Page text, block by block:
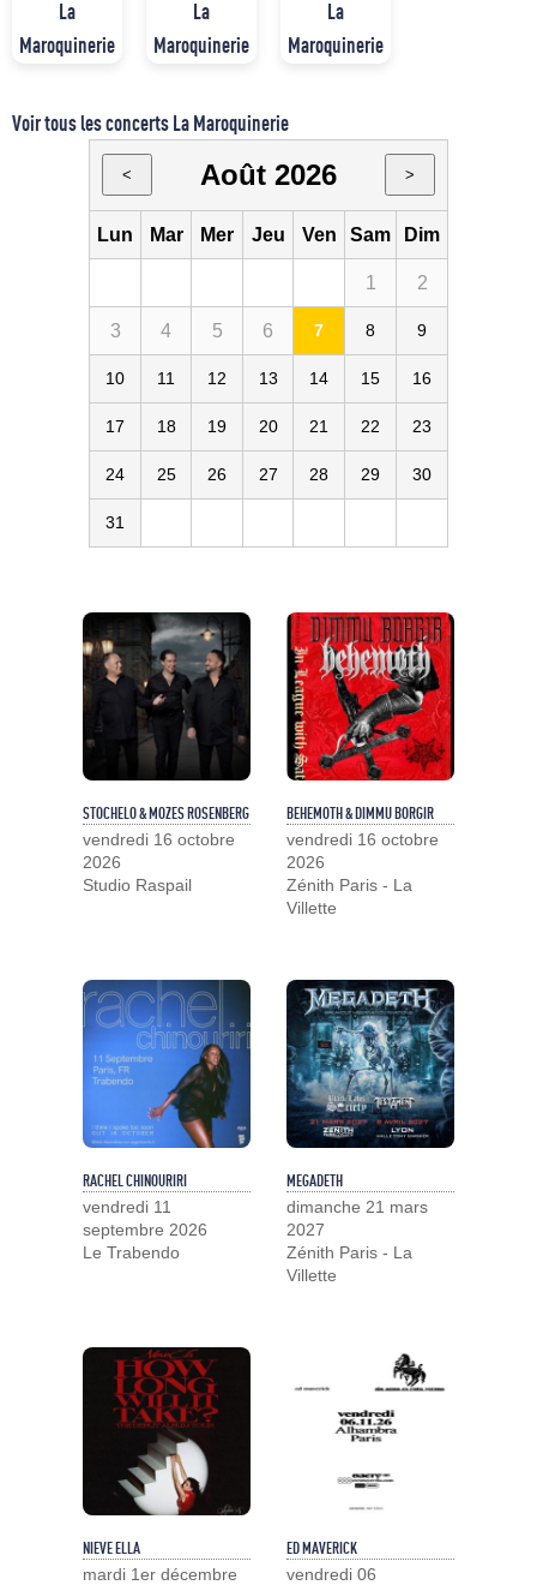
La
Maroquinerie
La
Maroquinerie
La
Maroquinerie
Voir tous les concerts La Maroquinerie
< Août 2026 >
Lun Mar Mer Jeu Ven Sam Dim
1 2
3 4 5 6 7 8 9
10 11 12 13 14 15 16
17 18 19 20 21 22 23
24 25 26 27 28 29 30
31
STOCHELO & MOZES ROSENBERG
vendredi 16 octobre
2026
Studio Raspail
BEHEMOTH & DIMMU BORGIR
vendredi 16 octobre
2026
Zénith Paris - La
Villette
RACHEL CHINOURIRI
vendredi 11
septembre 2026
Le Trabendo
MEGADETH
dimanche 21 mars
2027
Zénith Paris - La
Villette
NIEVE ELLA
mardi 1er décembre
ED MAVERICK
vendredi 06